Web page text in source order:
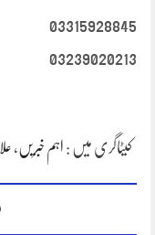
03315928845
03239020213
کیٹاگری میں : اہم خبریں ،